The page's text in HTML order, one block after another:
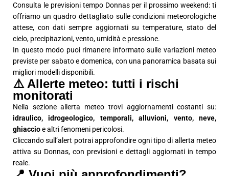
Consulta le previsioni tempo Donnas per il prossimo weekend: ti
offriamo un quadro dettagliato sulle condizioni meteorologiche
attese, con dati sempre aggiornati su temperature, stato del
cielo, precipitazioni, vento, umidità e pressione.
In questo modo puoi rimanere informato sulle variazioni meteo
previste per sabato e domenica, con una panoramica basata sui
migliori modelli disponibili.
⚠️ Allerte meteo: tutti i rischi
monitorati
Nella sezione allerta meteo trovi aggiornamenti costanti su:
idraulico, idrogeologico, temporali, alluvioni, vento, neve,
ghiaccioe altri fenomeni pericolosi.
Cliccando sull’alert potrai approfondire ogni tipo di allerta meteo
attiva su Donnas, con previsioni e dettagli aggiornati in tempo
reale.